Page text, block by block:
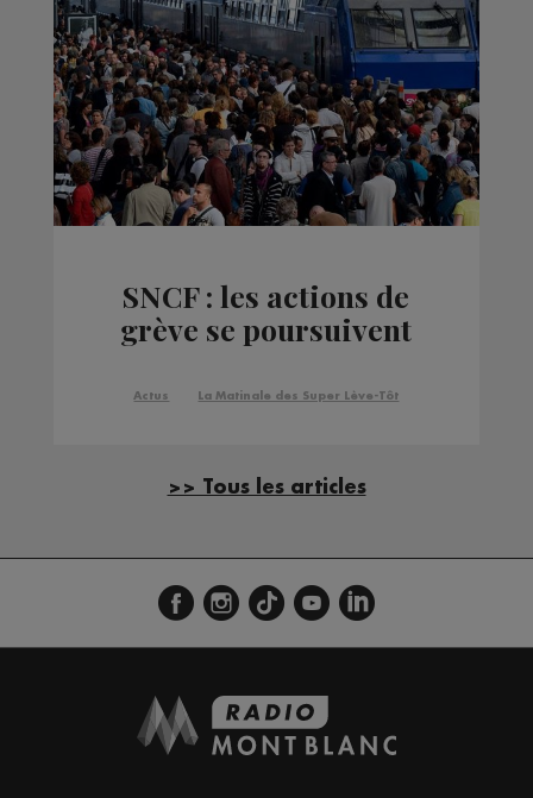
SNCF : les actions de
grève se poursuivent
Actus La Matinale des Super Lève-Tôt
>> Tous les articles